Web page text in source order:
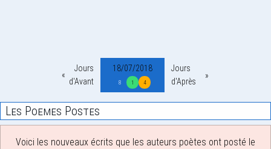
Jours
d'Avant
18/07/2018
8 1 4
Jours
d'Après
Les Poemes Postes
Voici les nouveaux écrits que les auteurs poètes ont posté le